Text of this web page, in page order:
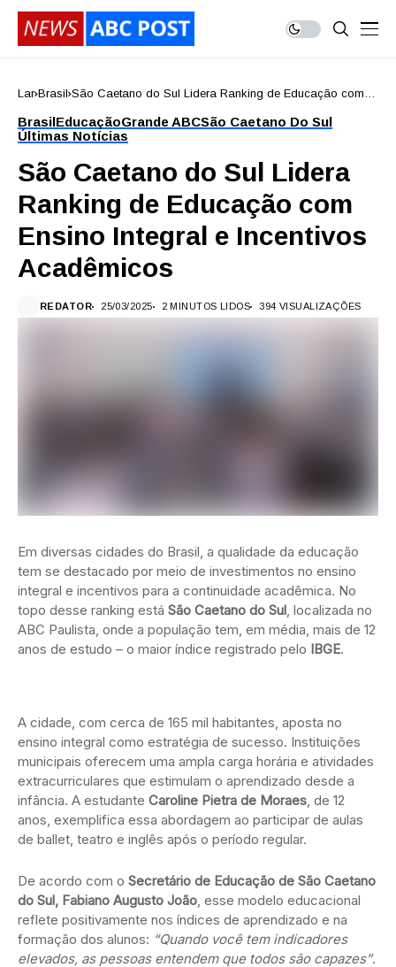
Lar Brasil São Caetano do Sul Lidera Ranking de Educação com
BrasilEducaçãoGrande ABCSão Caetano Do Sul
Últimas Notícias
São Caetano do Sul Lidera
Ranking de Educação com
Ensino Integral e Incentivos
Acadêmicos
REDATOR 25/03/2025 2 MINUTOS LIDOS 394 VISUALIZAÇÕES
Em diversas cidades do Brasil, a qualidade da educação
tem se destacado por meio de investimentos no ensino
integral e incentivos para a continuidade acadêmica. No
topo desse ranking está São Caetano do Sul, localizada no
ABC Paulista, onde a população tem, em média, mais de 12
anos de estudo – o maior índice registrado pelo IBGE.
A cidade, com cerca de 165 mil habitantes, aposta no
ensino integral como estratégia de sucesso. Instituições
municipais oferecem uma ampla carga horária e atividades
extracurriculares que estimulam o aprendizado desde a
infância. A estudante Caroline Pietra de Moraes, de 12
anos, exemplifica essa abordagem ao participar de aulas
de ballet, teatro e inglês após o período regular.
De acordo com o Secretário de Educação de São Caetano
do Sul, Fabiano Augusto João, esse modelo educacional
reflete positivamente nos índices de aprendizado e na
formação dos alunos: “Quando você tem indicadores
elevados, as pessoas entendem que todos são capazes”.